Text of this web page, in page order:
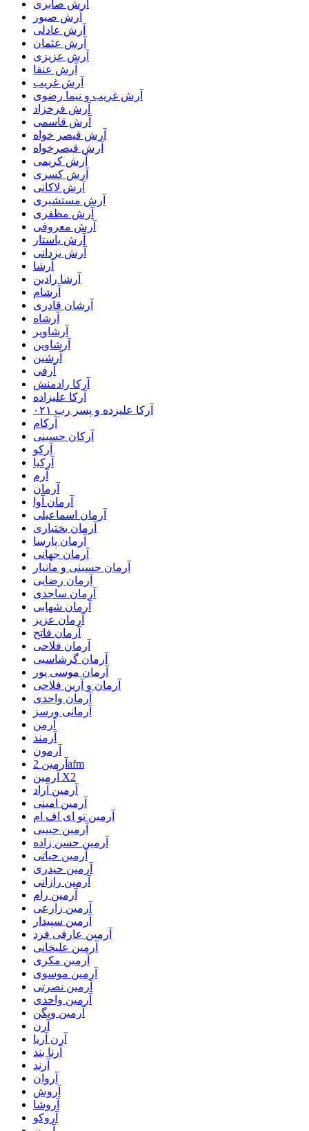
آرش صابری
آرش صبور
آرش عادلی
آرش عثمان
آرش عزیزی
آرش عنقا
آرش غریب
آرش غریب و نیما رضوی
آرش فرخزاد
آرش قاسمی
آرش قیصر خواه
آرش قیصرخواه
آرش کریمی
آرش کسری
آرش لاکانی
آرش مستشیری
آرش مظفری
آرش معروفی
آرش یاستار
آرش یزدانی
آرشا
آرشا رادین
آرشام
آرشان قادری
آرشاه
آرشاویر
آرشاوین
آرشین
آرفی
آرکا رادمنش
آرکا علیزاده
آرکا علیزده و پسر رپ ۰۲۱
آرکام
آرکان حسینی
آرکو
آرکیا
آرم
آرمان
آرمان آوا
آرمان اسماعیلی
آرمان بختیاری
آرمان پارسا
آرمان جهانی
آرمان حسینی و مانیار
آرمان رضایی
آرمان ساجدی
آرمان شهابی
آرمان عزیز
آرمان فاتح
آرمان فلاحی
آرمان گرشاسبی
آرمان موسی پور
آرمان و آرین فلاحی
آرمان واحدی
آرمانی ورسز
آرمن
آرمند
آرمون
آرمین 2afm
آرمین X2
آرمین آراد
آرمین امینی
آرمین تو ای اف ام
آرمین حبیبی
آرمین حسن زاده
آرمین حیاتی
آرمین حیدری
آرمین رازانی
آرمین رام
آرمین زارعی
آرمین سپیدار
آرمین عارفی فرد
آرمین علیخانی
آرمین مکری
آرمین موسوی
آرمین نصرتی
آرمین واحدی
آرمین ویگن
آرن
آرن آریا
آرنا بند
آرند
آروان
آروش
آروشا
آروکو